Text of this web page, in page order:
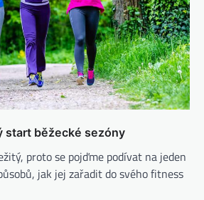
start běžecké sezóny
proto se pojďme podívat na jeden
jak jej zařadit do svého fitness